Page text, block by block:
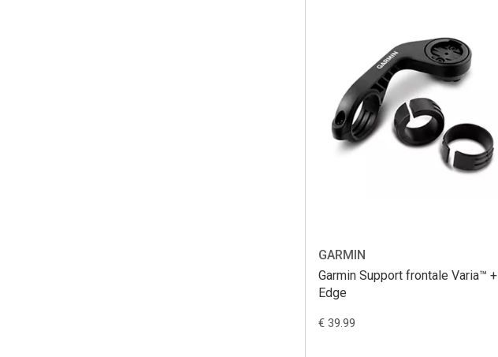
GARMIN
Garmin Support frontale Varia™ +
Edge
€ 39.99